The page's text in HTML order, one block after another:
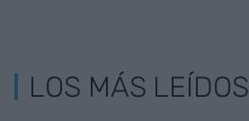
LOS MÁS LEÍDOS